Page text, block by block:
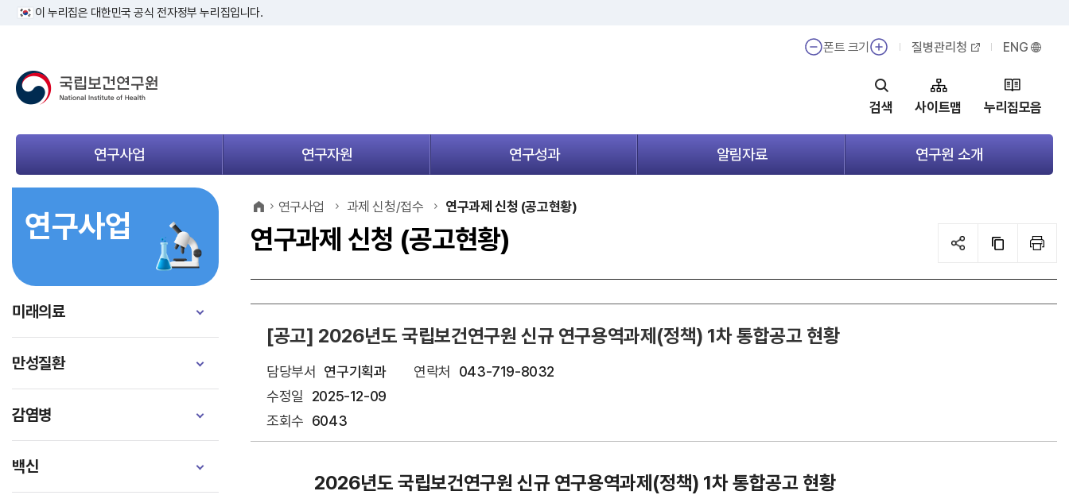
이 누리집은 대한민국 공식 전자정부 누리집입니다.
폰트 크기 질병관리청 ENG
검색 사이트맵 누리집모음
연구사업
메
뉴
기
연구자원
메
뉴
연구성과
메
뉴
열
기
알림자료
메
뉴
연구원 소개
메
뉴
연구사업
미래의료
만성질환
감염병
백신
연구사업 과제 신청/접수 연구과제 신청 (공고현황)
연구과제 신청 (공고현황)
[공고] 2026년도 국립보건연구원 신규 연구용역과제(정책) 1차 통합공고 현황
담당부서 연구기획과 연락처
043-719-8032
수정일
2025-12-09
조회수 6043
2026년도 국립보건연구원 신규 연구용역과제(정책) 1차 통합공고 현황